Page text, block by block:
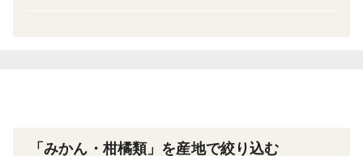
「みかん・柑橘類」を産地で絞り込む